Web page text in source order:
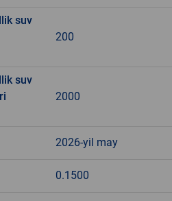
suv
200
suv
2000
2026-yil may
0.1500